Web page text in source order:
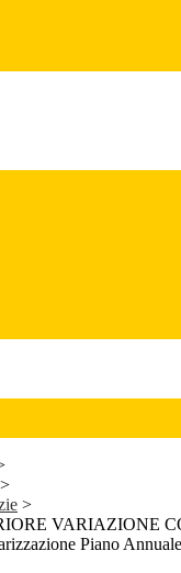
>
>
VARIAZIONE
Piano